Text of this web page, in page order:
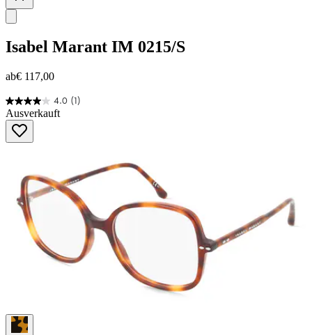
Isabel Marant IM 0215/S
ab€ 117,00
4.0 (1)
4.0
von
Sternen.
Ausverkauft